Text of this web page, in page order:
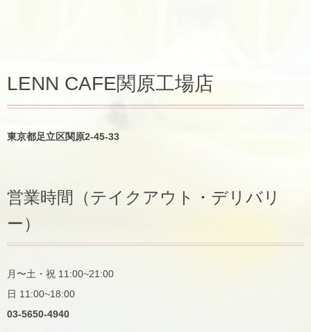
LENN CAFE関原工場店
東京都足立区関原2-45-33
営業時間（テイクアウト・デリバリ
ー）
月〜土・祝 11:00~21:00
日 11:00~18:00
03-5650-4940